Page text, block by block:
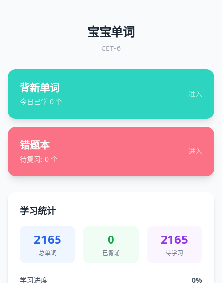
宝宝单词
CET-6
背新单词
今日已学 0 个
进入
错题本
待复习: 0 个
进入
学习统计
2165
总单词
0
已背诵
2165
待学习
学习进度 0%